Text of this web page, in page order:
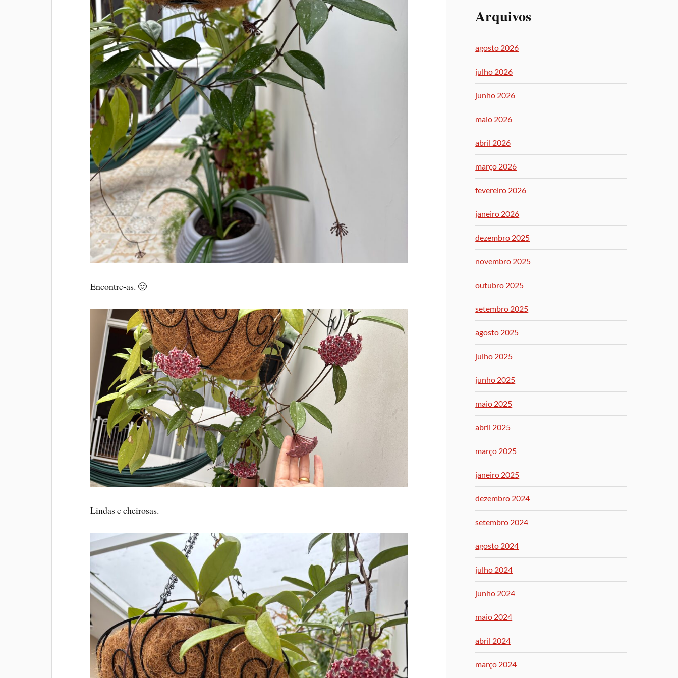
Encontre-as. 🙂
Lindas e cheirosas.
Arquivos
agosto 2026
julho 2026
junho 2026
maio 2026
abril 2026
março 2026
fevereiro 2026
janeiro 2026
dezembro 2025
novembro 2025
outubro 2025
setembro 2025
agosto 2025
julho 2025
junho 2025
maio 2025
abril 2025
março 2025
janeiro 2025
dezembro 2024
setembro 2024
agosto 2024
julho 2024
junho 2024
maio 2024
abril 2024
março 2024